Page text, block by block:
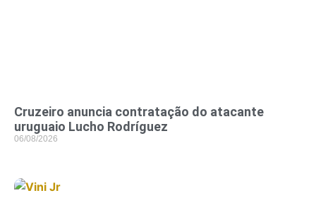
Cruzeiro anuncia contratação do atacante
uruguaio Lucho Rodríguez
06/08/2026